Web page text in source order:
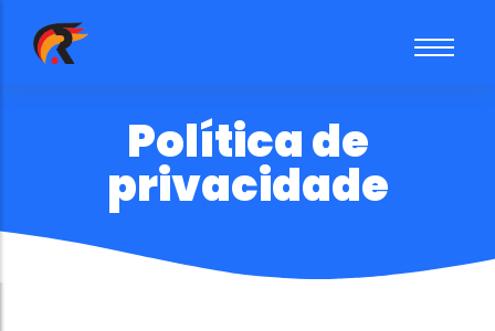
Política de
privacidade